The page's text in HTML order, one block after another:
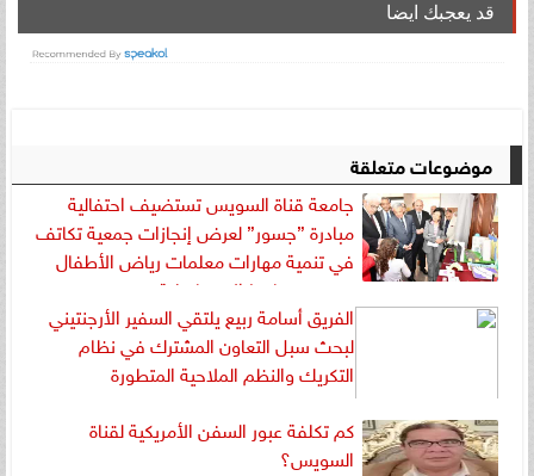
قد يعجبك ايضا
موضوعات متعلقة
جامعة قناة السويس تستضيف احتفالية
مبادرة ”جسور” لعرض إنجازات جمعية تكاتف
في تنمية مهارات معلمات رياض الأطفال
بحضور محافظ الإسماعيلية
الفريق أسامة ربيع يلتقي السفير الأرجنتيني
لبحث سبل التعاون المشترك في نظام
التكريك والنظم الملاحية المتطورة
كم تكلفة عبور السفن الأمريكية لقناة
السويس؟